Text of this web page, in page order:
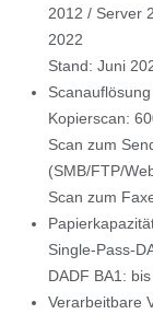
2012 / Server
2022
Stand: Juni
Kopierscan:
Scan zum
(SMB/FTP/
Scan zum
Single-Pass-
DADF BA1:
Verarbeitbare